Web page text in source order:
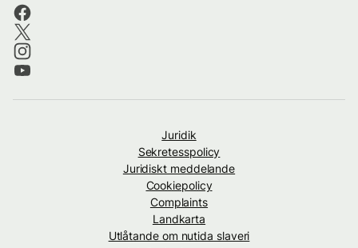
Juridik
Sekretesspolicy
Juridiskt meddelande
Cookiepolicy
Complaints
Landkarta
Utlåtande om nutida slaveri